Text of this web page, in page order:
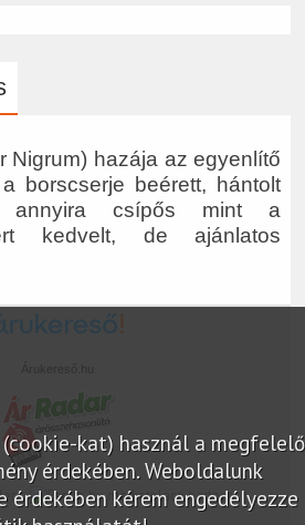
Nigrum) hazája az egyenlítő
borscserje beérett, hántolt
annyira csípős mint a
kedvelt, de ajánlatos
kat) használ a megfelelő
érdekében. Weboldalunk
érdekében kérem engedélyezze
marketplace partner